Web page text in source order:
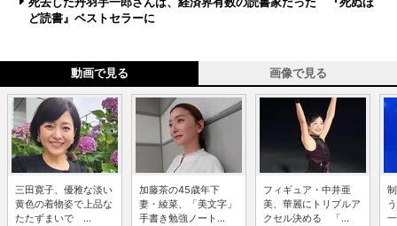
ど読書』ベストセラーに
動画で見る 画像で見る
三田寛子、優雅な淡い
黄色の着物姿で上品な
たたずまいで ...
加藤茶の45歳年下
妻・綾菜、「美文字」
手書き勉強ノート...
フィギュア・中井亜
美、華麗にトリプルア
クセル決める 「...